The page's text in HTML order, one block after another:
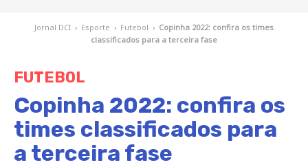
Jornal DCI › Esporte › Futebol › Copinha 2022: confira os times
classificados para a terceira fase
FUTEBOL
Copinha 2022: confira os
times classificados para
a terceira fase